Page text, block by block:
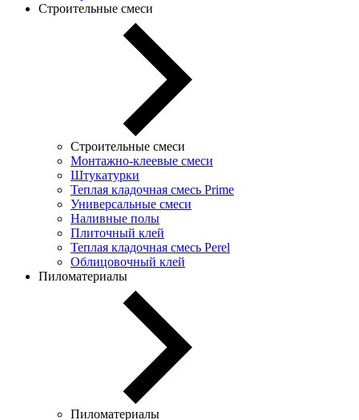
Строительные смеси
Строительные смеси
Монтажно-клеевые смеси
Штукатурки
Теплая кладочная смесь Prime
Универсальные смеси
Наливные полы
Плиточный клей
Теплая кладочная смесь Perel
Облицовочный клей
Пиломатериалы
Пиломатериалы